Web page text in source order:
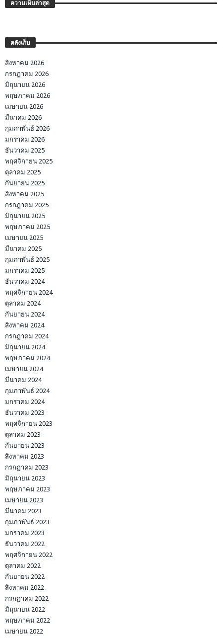
ความเห็นล่าสุด
คลังเก็บ
สิงหาคม 2026
กรกฎาคม 2026
มิถุนายน 2026
พฤษภาคม 2026
เมษายน 2026
มีนาคม 2026
กุมภาพันธ์ 2026
มกราคม 2026
ธันวาคม 2025
พฤศจิกายน 2025
ตุลาคม 2025
กันยายน 2025
สิงหาคม 2025
กรกฎาคม 2025
มิถุนายน 2025
พฤษภาคม 2025
เมษายน 2025
มีนาคม 2025
กุมภาพันธ์ 2025
มกราคม 2025
ธันวาคม 2024
พฤศจิกายน 2024
ตุลาคม 2024
กันยายน 2024
สิงหาคม 2024
กรกฎาคม 2024
มิถุนายน 2024
พฤษภาคม 2024
เมษายน 2024
มีนาคม 2024
กุมภาพันธ์ 2024
มกราคม 2024
ธันวาคม 2023
พฤศจิกายน 2023
ตุลาคม 2023
กันยายน 2023
สิงหาคม 2023
กรกฎาคม 2023
มิถุนายน 2023
พฤษภาคม 2023
เมษายน 2023
มีนาคม 2023
กุมภาพันธ์ 2023
มกราคม 2023
ธันวาคม 2022
พฤศจิกายน 2022
ตุลาคม 2022
กันยายน 2022
สิงหาคม 2022
กรกฎาคม 2022
มิถุนายน 2022
พฤษภาคม 2022
เมษายน 2022